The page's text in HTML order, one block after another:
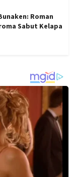
Roman
Sabut Kelapa